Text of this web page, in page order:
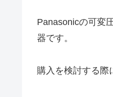
Panasonicの可変
器です。
購入を検討する際